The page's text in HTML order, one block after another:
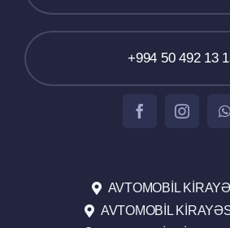
+994 50 492 13
AVTOMOBIL
AVTOMOBIL